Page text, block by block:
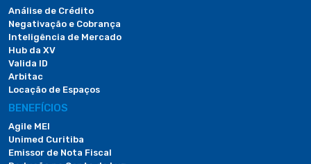
Análise de Crédito
Negativação e Cobrança
Inteligência de Mercado
Hub da XV
Valida ID
Arbitac
Locação de Espaços
BENEFÍCIOS
Agile MEI
Unimed Curitiba
Emissor de Nota Fiscal